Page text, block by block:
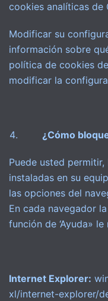
cookies analíticas de
Modificar su
información sobre
política de cookies de
modificar la
¿Cómo
Puede usted
instaladas en su
las opciones del
En cada navegador
función de ‘Ayuda»
Internet Explorer:
xl/internet-explorer/